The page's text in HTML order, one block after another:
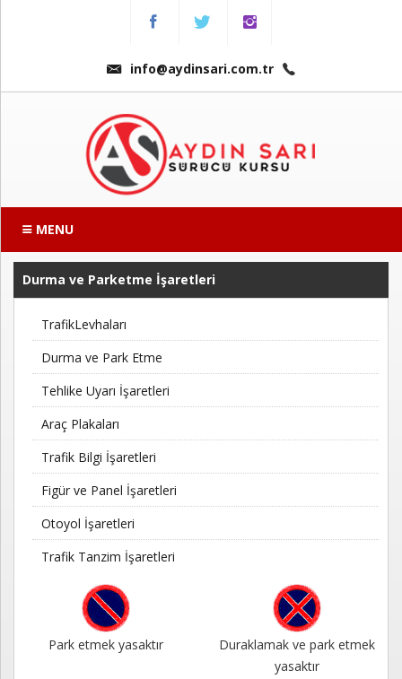
info@aydinsari.com.tr
MENU
Durma ve Parketme İşaretleri
TrafikLevhaları
Durma ve Park Etme
Tehlike Uyarı İşaretleri
Araç Plakaları
Trafik Bilgi İşaretleri
Figür ve Panel İşaretleri
Otoyol İşaretleri
Trafik Tanzim İşaretleri
Park etmek yasaktır
Duraklamak ve park etmek
yasaktır
Fiyatlarımız
Kursumuzdan
Ders
Videoları
Sınav
Soruları
Online
Kayıt
İletişim